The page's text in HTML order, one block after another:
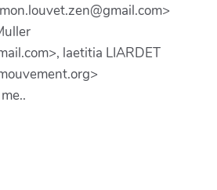
laetitia LIARDET